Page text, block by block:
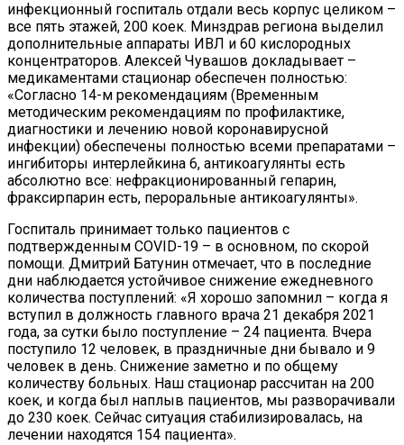
инфекционный госпиталь отдали весь корпус целиком –
все пять этажей, 200 коек. Минздрав региона выделил
дополнительные аппараты ИВЛ и 60 кислородных
концентраторов. Алексей Чувашов докладывает –
медикаментами стационар обеспечен полностью:
«Согласно 14-м рекомендациям (Временным
методическим рекомендациям по профилактике,
диагностики и лечению новой коронавирусной
инфекции) обеспечены полностью всеми препаратами –
ингибиторы интерлейкина 6, антикоагулянты есть
абсолютно все: нефракционированный гепарин,
фраксирпарин есть, пероральные антикоагулянты».
Госпиталь принимает только пациентов с
подтвержденным COVID-19 – в основном, по скорой
помощи. Дмитрий Батунин отмечает, что в последние
дни наблюдается устойчивое снижение ежедневного
количества поступлений: «Я хорошо запомнил – когда я
вступил в должность главного врача 21 декабря 2021
года, за сутки было поступление – 24 пациента. Вчера
поступило 12 человек, в праздничные дни бывало и 9
человек в день. Снижение заметно и по общему
количеству больных. Наш стационар рассчитан на 200
коек, и когда был наплыв пациентов, мы разворачивали
до 230 коек. Сейчас ситуация стабилизировалась, на
лечении находятся 154 пациента».